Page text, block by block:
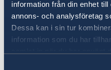
information från din enhet
annons- och analysföretag
Dessa kan i sin tur
information som du har
Sri Lankas
men tåg och bussar är
erbjuder första klass
vilket ger en mer